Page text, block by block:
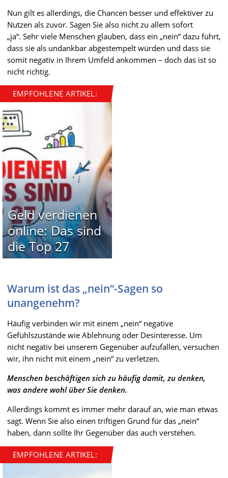
Nun gilt es allerdings, die Chancen besser und effektiver zu
Nutzen als zuvor. Sagen Sie also nicht zu allem sofort
„ja“. Sehr viele Menschen glauben, dass ein „nein“ dazu führt,
dass sie als undankbar abgestempelt würden und dass sie
somit negativ in Ihrem Umfeld ankommen – doch das ist so
nicht richtig.
EMPFOHLENE ARTIKEL:
Geld verdienen
online: Das sind
die Top 27
Warum ist das „nein“-Sagen so
unangenehm?
Häufig verbinden wir mit einem „nein“ negative
Gefühlszustände wie Ablehnung oder Desinteresse. Um
nicht negativ bei unserem Gegenüber aufzufallen, versuchen
wir, ihn nicht mit einem „nein“ zu verletzen.
Menschen beschäftigen sich zu häufig damit, zu denken,
was andere wohl über Sie denken.
Allerdings kommt es immer mehr darauf an, wie man etwas
sagt. Wenn Sie also einen triftigen Grund für das „nein“
haben, dann sollte Ihr Gegenüber das auch verstehen.
EMPFOHLENE ARTIKEL: